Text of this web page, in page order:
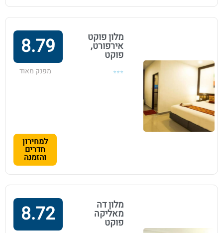
מלון פוקט
אירפורט,
פוקט
⭐⭐⭐
8.79
מפנק מאוד
למחירון
חדרים
והזמנה
מלון דה
מאליקה
פוקט 8.72